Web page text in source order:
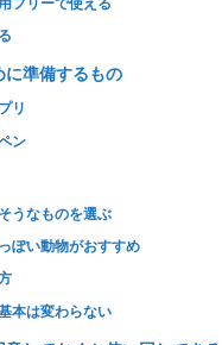
フリーで使える
に準備するもの
リ
ン
うなものを選ぶ
ぽい動物がおすすめ
本は変わらない